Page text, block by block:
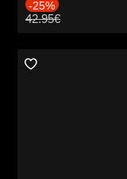
-25%
42.95€